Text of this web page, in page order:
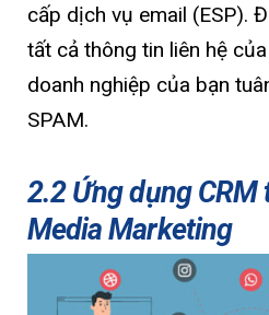
cấp dịch vụ email (ESP).
tất cả thông tin liên hệ
doanh nghiệp của bạn
SPAM.
2.2 Ứng dụng CRM
Media Marketing